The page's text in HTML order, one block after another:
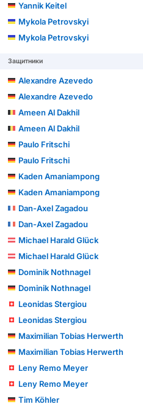
Yannik Keitel
Mykola Petrovskyi
Mykola Petrovskyi
Защитники
Alexandre Azevedo
Alexandre Azevedo
Ameen Al Dakhil
Ameen Al Dakhil
Paulo Fritschi
Paulo Fritschi
Kaden Amaniampong
Kaden Amaniampong
Dan-Axel Zagadou
Dan-Axel Zagadou
Michael Harald Glück
Michael Harald Glück
Dominik Nothnagel
Dominik Nothnagel
Leonidas Stergiou
Leonidas Stergiou
Maximilian Tobias Herwerth
Maximilian Tobias Herwerth
Leny Remo Meyer
Leny Remo Meyer
Tim Köhler